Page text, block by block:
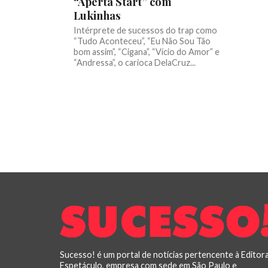
Lukinhas
Intérprete de sucessos do trap como
“Tudo Aconteceu”, “Eu Não Sou Tão
bom assim”, “Cigana”, “Vício do Amor” e
“Andressa”, o carioca DelaCruz...
Sucesso! é um portal de notícias pertencente à
Espetáculo, empresa com sede em São Paulo e